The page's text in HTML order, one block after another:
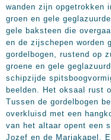
wanden zijn opgetrokken
groen en gele
gele baksteen die
en de zijschepen worden
gordelbogen, rustend op
groene en gele
schipzijde
beelden. Het oksaal rust
Tussen de gordelbogen
overkluisd met een
van het altaar opent een
Jozef en de Mariakapel.